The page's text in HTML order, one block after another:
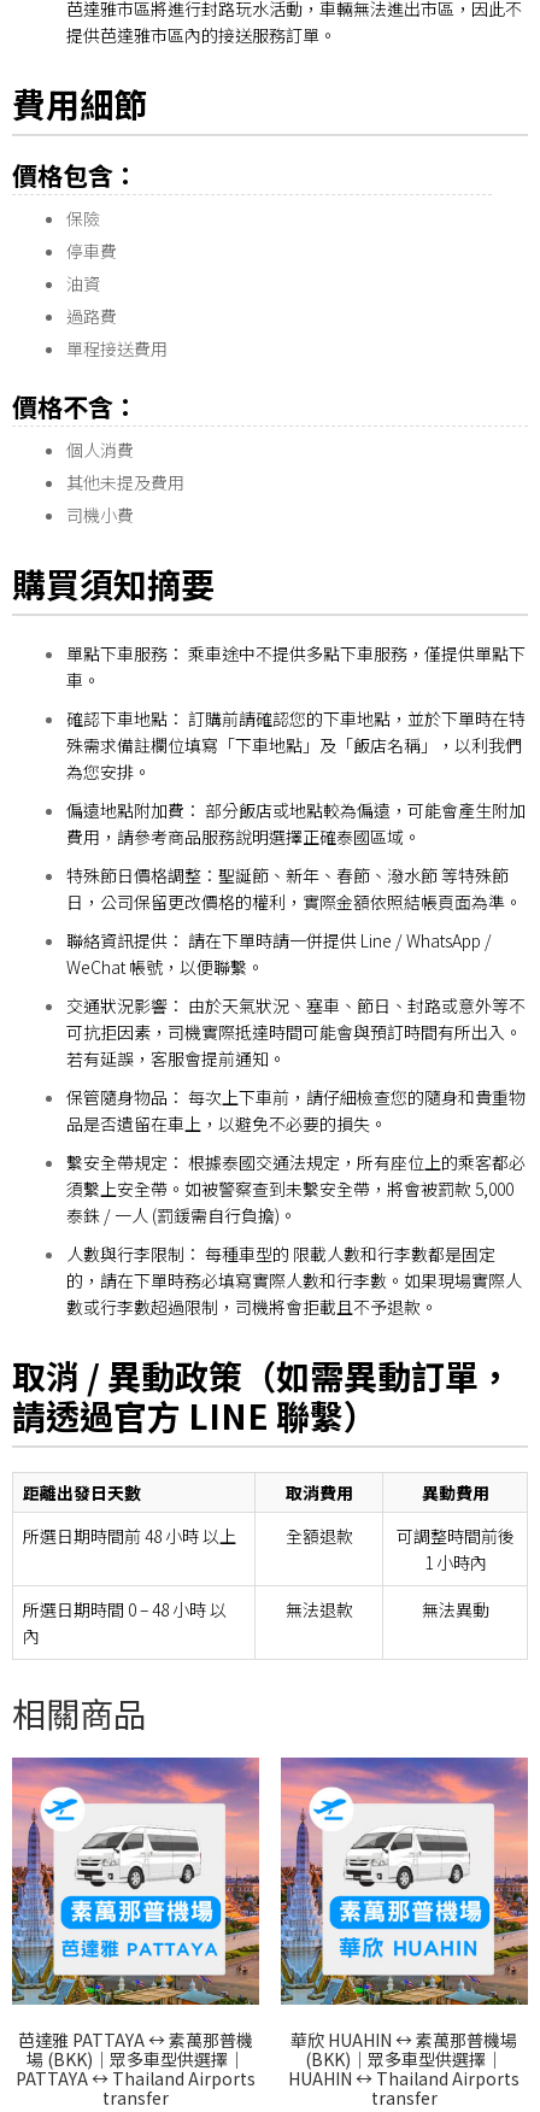
芭達雅市區將進行封路玩水活動，車輛無法進出市區，因此不
提供芭達雅市區內的接送服務訂單。
費用細節
價格包含：
保險
停車費
油資
過路費
單程接送費用
價格不含：
個人消費
其他未提及費用
司機小費
購買須知摘要
單點下車服務： 乘車途中不提供多點下車服務，僅提供單點下
車。
確認下車地點： 訂購前請確認您的下車地點，並於下單時在特
殊需求備註欄位填寫「下車地點」及「飯店名稱」，以利我們
為您安排。
偏遠地點附加費： 部分飯店或地點較為偏遠，可能會產生附加
費用，請參考商品服務說明選擇正確泰國區域。
特殊節日價格調整：聖誕節、新年、春節、潑水節 等特殊節
日，公司保留更改價格的權利，實際金額依照結帳頁面為準。
聯絡資訊提供： 請在下單時請一併提供 Line / WhatsApp /
WeChat 帳號，以便聯繫。
交通狀況影響： 由於天氣狀況、塞車、節日、封路或意外等不
可抗拒因素，司機實際抵達時間可能會與預訂時間有所出入。
若有延誤，客服會提前通知。
保管隨身物品： 每次上下車前，請仔細檢查您的隨身和貴重物
品是否遺留在車上，以避免不必要的損失。
繫安全帶規定： 根據泰國交通法規定，所有座位上的乘客都必
須繫上安全帶。如被警察查到未繫安全帶，將會被罰款 5,000
泰銖 / 一人 (罰鍰需自行負擔)。
人數與行李限制： 每種車型的 限載人數和行李數都是固定
的，請在下單時務必填寫實際人數和行李數。如果現場實際人
數或行李數超過限制，司機將會拒載且不予退款。
取消 / 異動政策（如需異動訂單，
請透過官方 LINE 聯繫）
距離出發日天數 取消費用
異動費用
所選日期時間前 48 小時 以上 全額退款
可調整時間前後
1 小時內
所選日期時間 0 – 48 小時 以
內
無法退款 無法異動
相關商品
芭達雅 PATTAYA ↔︎ 素萬那普機
場 (BKK)｜眾多車型供選擇｜
PATTAYA ↔︎ Thailand Airports
transfer
華欣 HUAHIN ↔︎ 素萬那普機場
(BKK)｜眾多車型供選擇｜
HUAHIN ↔︎ Thailand Airports
transfer